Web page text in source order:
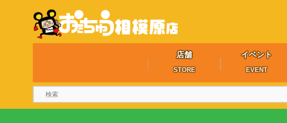
店舗
STORE
イベント
EVENT